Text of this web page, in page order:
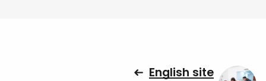
English site